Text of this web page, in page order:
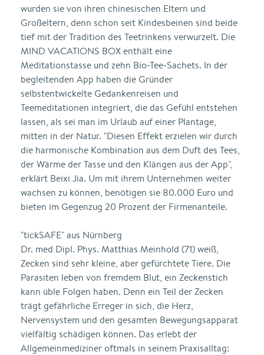
wurden sie von ihren chinesischen Eltern und
Großeltern, denn schon seit Kindesbeinen sind beide
tief mit der Tradition des Teetrinkens verwurzelt. Die
MIND VACATIONS BOX enthält eine
Meditationstasse und zehn Bio-Tee-Sachets. In der
begleitenden App haben die Gründer
selbstentwickelte Gedankenreisen und
Teemeditationen integriert, die das Gefühl entstehen
lassen, als sei man im Urlaub auf einer Plantage,
mitten in der Natur. "Diesen Effekt erzielen wir durch
die harmonische Kombination aus dem Duft des Tees,
der Wärme der Tasse und den Klängen aus der App",
erklärt Beixi Jia. Um mit ihrem Unternehmen weiter
wachsen zu können, benötigen sie 80.000 Euro und
bieten im Gegenzug 20 Prozent der Firmenanteile.
"tickSAFE" aus Nürnberg
Dr. med Dipl. Phys. Matthias Meinhold (71) weiß,
Zecken sind sehr kleine, aber gefürchtete Tiere. Die
Parasiten leben von fremdem Blut, ein Zeckenstich
kann üble Folgen haben. Denn ein Teil der Zecken
trägt gefährliche Erreger in sich, die Herz,
Nervensystem und den gesamten Bewegungsapparat
vielfältig schädigen können. Das erlebt der
Allgemeinmediziner oftmals in seinem Praxisalltag: